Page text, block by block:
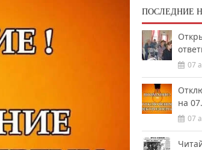
ПОСЛЕДНИЕ
07
на
07